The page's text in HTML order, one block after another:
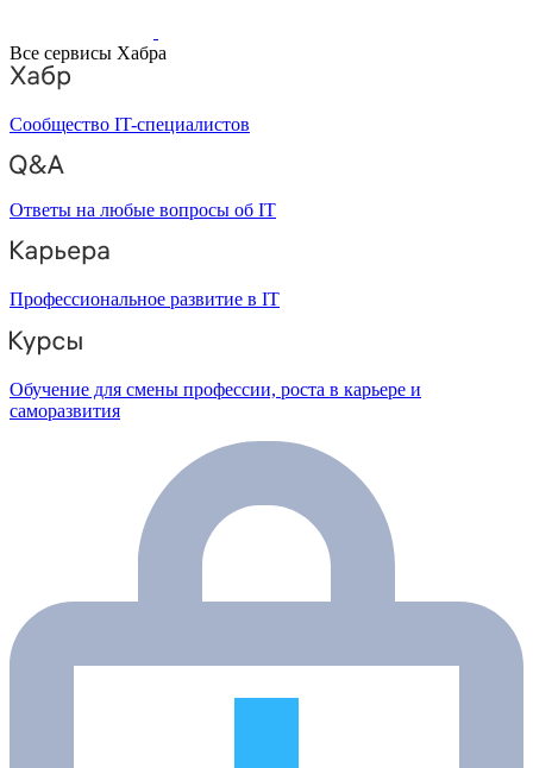
Все сервисы Хабра
Сообщество IT-специалистов
Ответы на любые вопросы об IT
Профессиональное развитие в IT
Обучение для смены профессии, роста в карьере и
саморазвития